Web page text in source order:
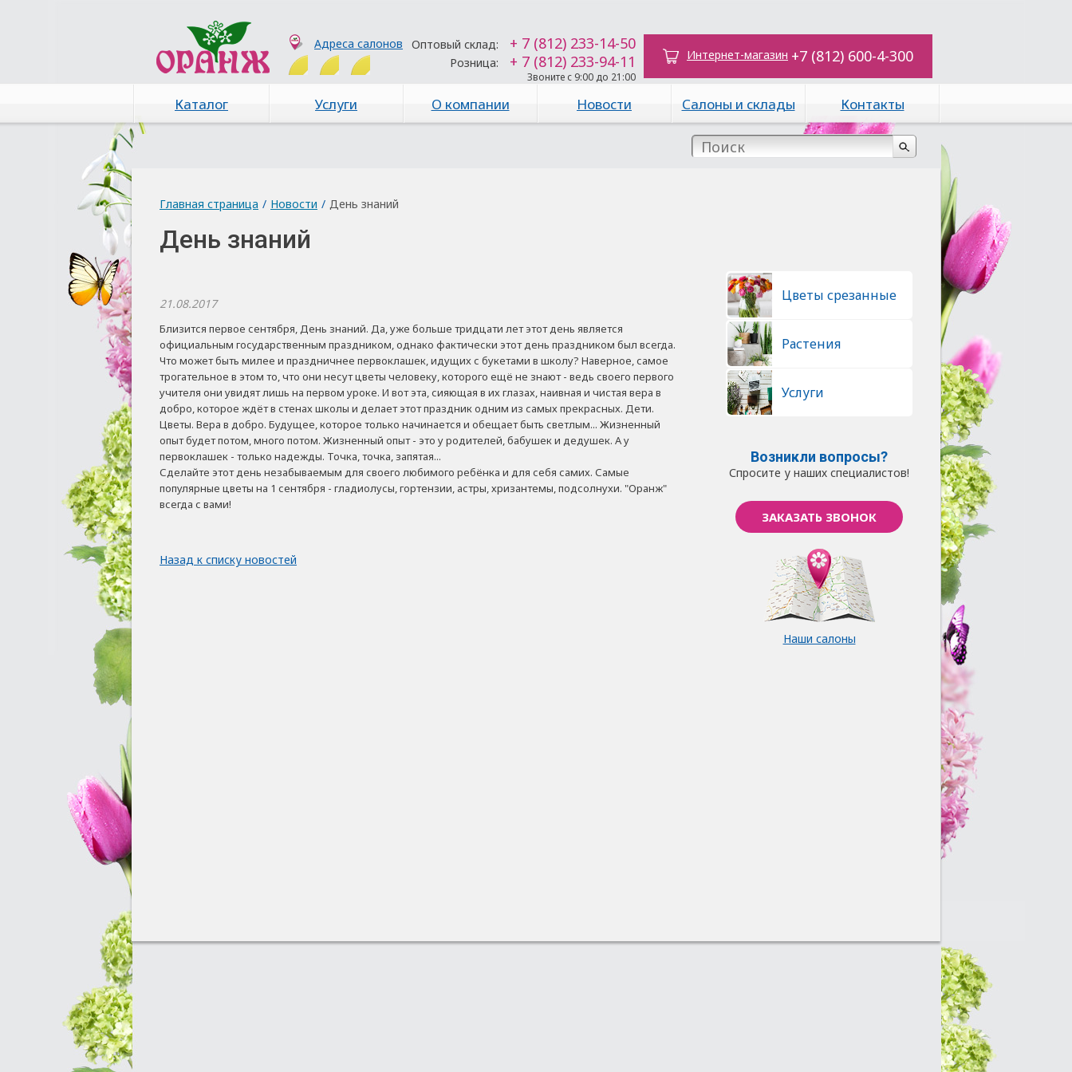
Адреса салонов Оптовый склад: + 7 (812) 233-14-50
Розница: + 7 (812) 233-94-11
Звоните с 9:00 до 21:00
Интернет-магазин +7 (812) 600-4-300
Каталог Услуги О компании Новости Салоны и склады Контакты
Главная страница / Новости / День знаний
День знаний
21.08.2017
Близится первое сентября, День знаний. Да, уже больше тридцати лет этот день является
официальным государственным праздником, однако фактически этот день праздником был всегда.
Что может быть милее и праздничнее первоклашек, идущих с букетами в школу? Наверное, самое
трогательное в этом то, что они несут цветы человеку, которого ещё не знают - ведь своего первого
учителя они увидят лишь на первом уроке. И вот эта, сияющая в их глазах, наивная и чистая вера в
добро, которое ждёт в стенах школы и делает этот праздник одним из самых прекрасных. Дети.
Цветы. Вера в добро. Будущее, которое только начинается и обещает быть светлым... Жизненный
опыт будет потом, много потом. Жизненный опыт - это у родителей, бабушек и дедушек. А у
первоклашек - только надежды. Точка, точка, запятая...
Сделайте этот день незабываемым для своего любимого ребёнка и для себя самих. Самые
популярные цветы на 1 сентября - гладиолусы, гортензии, астры, хризантемы, подсолнухи. "Оранж"
всегда с вами!
Назад к списку новостей
Цветы срезанные
Растения
Услуги
Возникли вопросы?
Спросите у наших специалистов!
ЗАКАЗАТЬ ЗВОНОК
Наши салоны